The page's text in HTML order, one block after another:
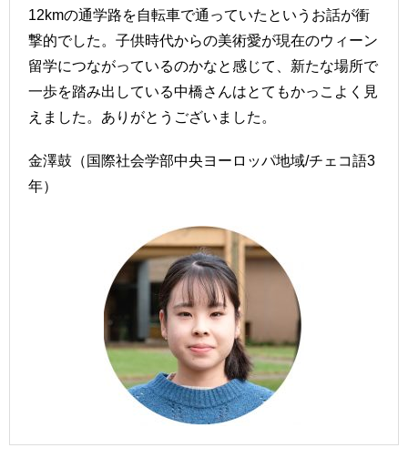
12kmの通学路を自転車で通っていたというお話が衝
撃的でした。子供時代からの美術愛が現在のウィーン
留学につながっているのかなと感じて、新たな場所で
一歩を踏み出している中橋さんはとてもかっこよく見
えました。ありがとうございました。
金澤鼓（国際社会学部中央ヨーロッパ地域/チェコ語3
年）